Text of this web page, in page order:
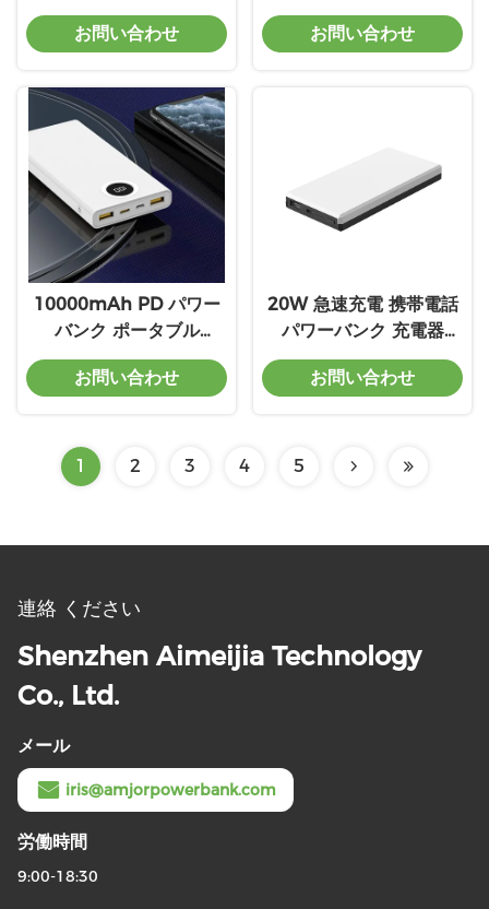
マートフォン パワーバン
ク
お問い合わせ
22.5w コンパクトデバイ
ス
お問い合わせ
10000mAh PD パワー
バンク ポータブル
22.5W PD バッテリーパ
ック 宣伝プレゼント
お問い合わせ
20W 急速充電 携帯電話
パワーバンク 充電器
10000mah 多色
お問い合わせ
1 2 3 4 5
連絡 ください
Shenzhen Aimeijia Technology
Co., Ltd.
メール
iris@amjorpowerbank.com
労働時間
9:00-18:30